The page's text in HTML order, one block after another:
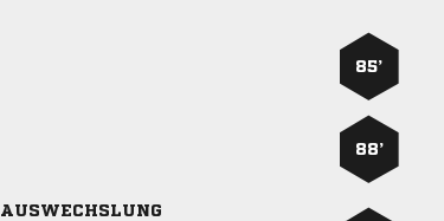
85’
88’
AUSWECHSLUNG